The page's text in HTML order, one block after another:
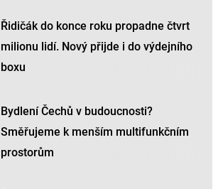
Řidičák do konce roku propadne čtvrt
milionu lidí. Nový přijde i do výdejního
boxu
Bydlení Čechů v budoucnosti?
Směřujeme k menším multifunkčním
prostorům